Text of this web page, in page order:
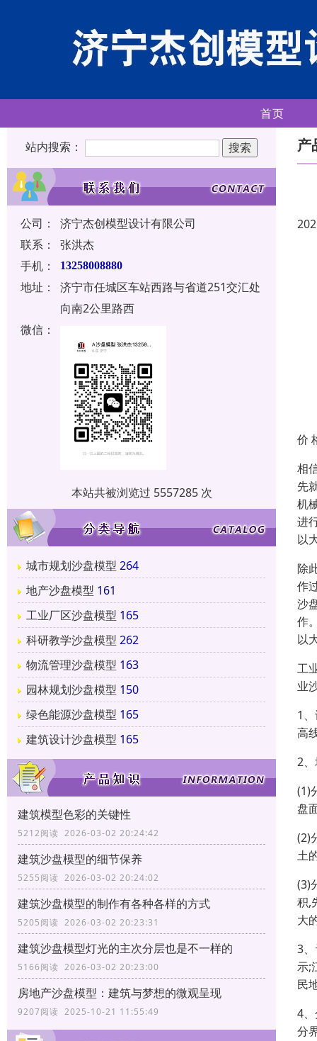
首页
站内搜索：
公司：
济宁杰创模型设计有限公司
联系：
张洪杰
手机：
13258008880
地址：
济宁市任城区车站西路与省道251交汇处
向南2公里路西
微信：
本站共被浏览过 5557285 次
城市规划沙盘模型 264
地产沙盘模型 161
工业厂区沙盘模型 165
科研教学沙盘模型 262
物流管理沙盘模型 163
园林规划沙盘模型 150
绿色能源沙盘模型 165
建筑设计沙盘模型 165
建筑模型色彩的关键性
5212阅读 2026-03-02 20:24:42
建筑沙盘模型的细节保养
5255阅读 2026-03-02 20:24:02
建筑沙盘模型的制作有各种各样的方式
5205阅读 2026-03-02 20:23:31
建筑沙盘模型灯光的主次分层也是不一样的
5166阅读 2026-03-02 20:23:00
房地产沙盘模型：建筑与梦想的微观呈现
9207阅读 2025-10-21 11:55:49
产
价
相
先
机
进
以
除
作
沙
作
以
工
业
1
高
2
(1)
盘
(2)
土
(3)
积,
大
3
示;
民
4
分